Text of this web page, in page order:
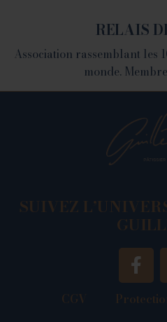
RELAIS
Association rassemblant les
monde.
SUIVEZ
CGV